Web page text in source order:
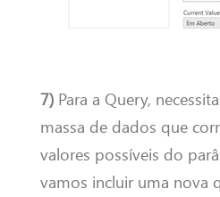
7) Para a Query,
massa de dados que
valores possíveis do
vamos incluir uma nova